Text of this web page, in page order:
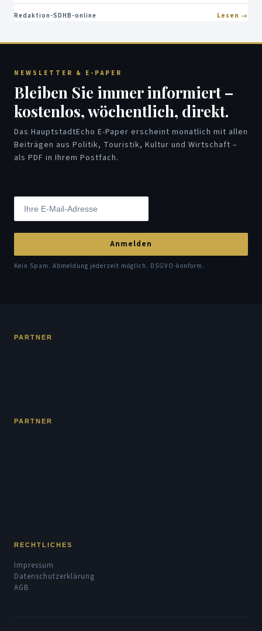
Redaktion-SDHB-online Lesen
NEWSLETTER & E-PAPER
Bleiben Sie immer informiert –
kostenlos, wöchentlich, direkt.
Das HauptstadtEcho E-Paper erscheint monatlich mit allen
Beiträgen aus Politik, Touristik, Kultur und Wirtschaft –
als PDF in Ihrem Postfach.
Anmelden
Kein Spam. Abmeldung jederzeit möglich. DSGVO-konform.
PARTNER
PARTNER
RECHTLICHES
Impressum
Datenschutzerklärung
AGB